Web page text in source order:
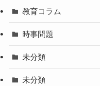
教育コラム
時事問題
未分類
未分類